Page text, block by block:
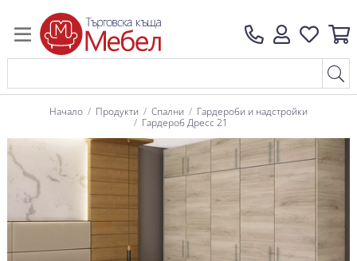
Начало Продукти Спални
Гардероби и надстройки
Гардероб Дресс 21